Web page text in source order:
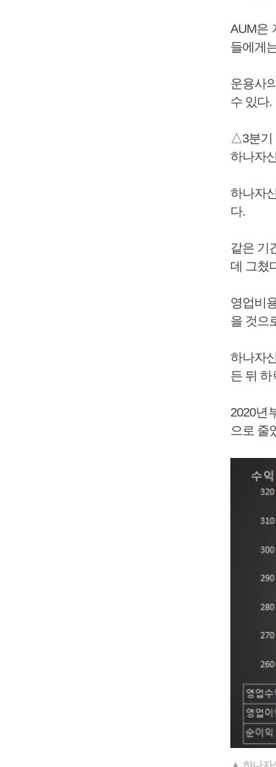
AUM은
들에게
운용사
수 있다
△3분기
하나자
하나자
다.
같은 기
데 그쳤
영업비
을 것으
하나자
든 뒤
2020년
으로 줄
▲ 하나자